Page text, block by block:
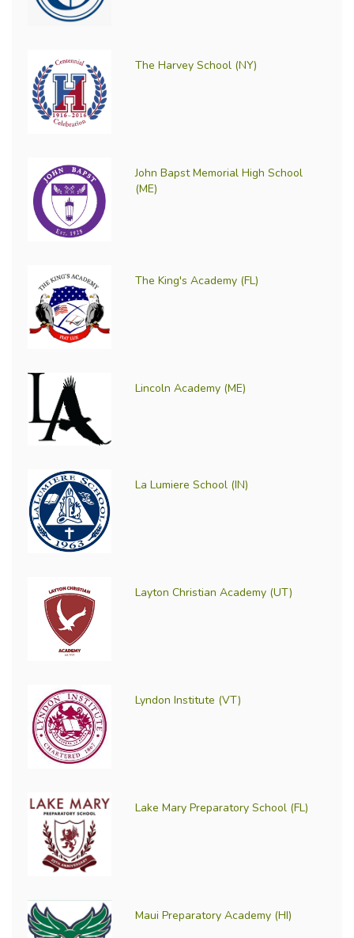
The Harvey School (NY)
John Bapst Memorial High School
(ME)
The King's Academy (FL)
Lincoln Academy (ME)
La Lumiere School (IN)
Layton Christian Academy (UT)
Lyndon Institute (VT)
Lake Mary Preparatory School (FL)
Maui Preparatory Academy (HI)